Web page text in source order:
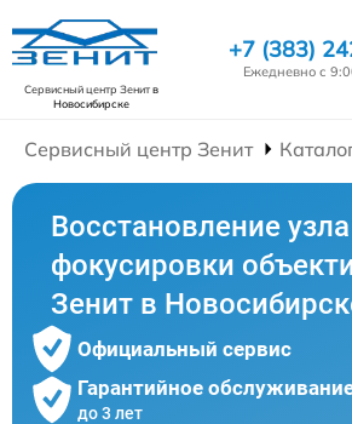
Сервисный центр Зенитв
Новосибирске
+7 (383)
Ежедневно с
Сервисный центр Зенит
Восстановление узла
фокусировки
Зенит в
Официальный сервис
Гарантийное
до 3 лет